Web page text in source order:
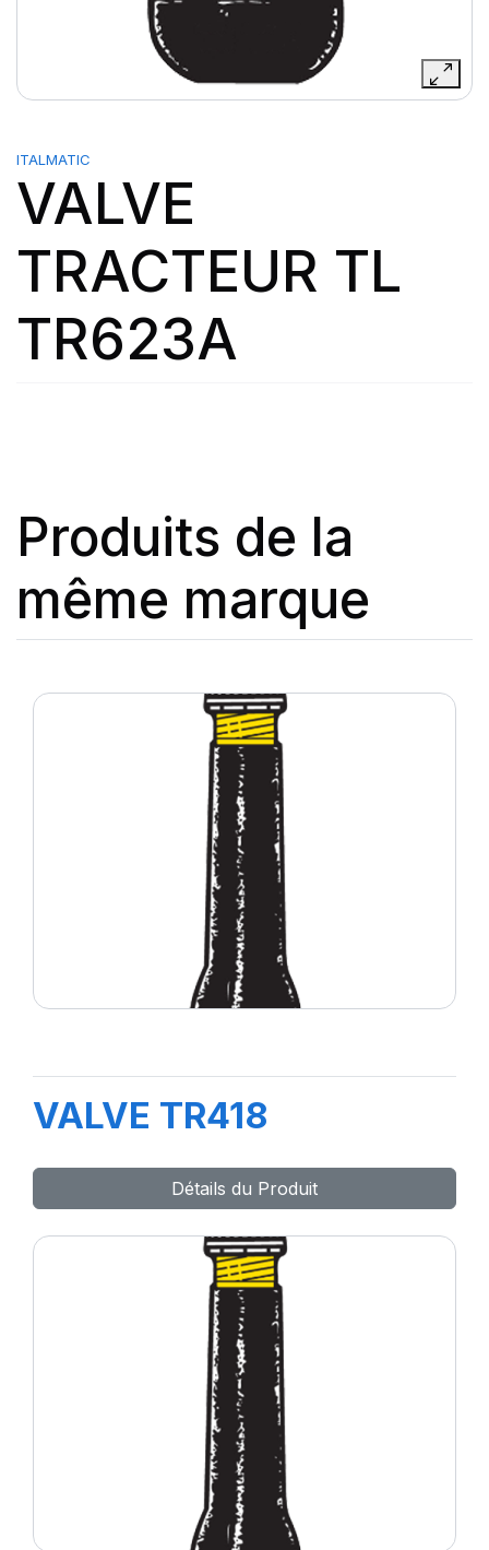
ITALMATIC
VALVE
TRACTEUR TL
TR623A
Produits de la
même marque
VALVE TR418
Détails du Produit